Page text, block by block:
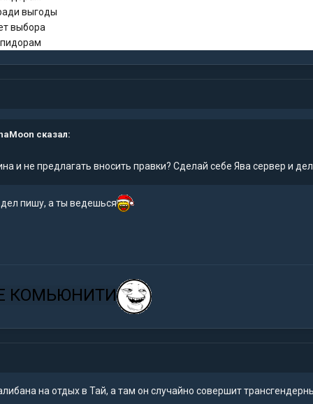
выгоды
выбора
сказал:
и не предлагать вносить правки? Сделай себе Ява сервер и
пишу, а ты ведешься
КОМЬЮНИТИ
на отдых в Тай, а там он случайно совершит